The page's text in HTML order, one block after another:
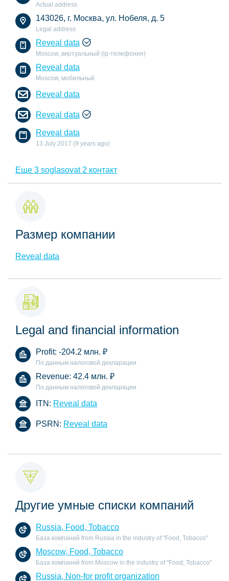
Actual address
143026, г. Москва, ул. Нобеля, д. 5
Legal address
Reveal data
Moscow, виртуальный (ip-телефония)
Reveal data
Moscow, мобильный
Reveal data
Reveal data
Reveal data
13 July 2017 (9 years ago)
Еще 3 soglasovat 2 контакт
Размер компании
Reveal data
Legal and financial information
Profit: -204.2 млн. ₽
По данным налоговой декларации
Revenue: 42.4 млн. ₽
По данным налоговой декларации
ITN: Reveal data
PSRN: Reveal data
Другие умные списки компаний
Russia, Food, Tobacco
База компаний from Russia in the industry of "Food, Tobacco"
Moscow, Food, Tobacco
База компаний from Moscow in the industry of "Food, Tobacco"
Russia, Non-for profit organization